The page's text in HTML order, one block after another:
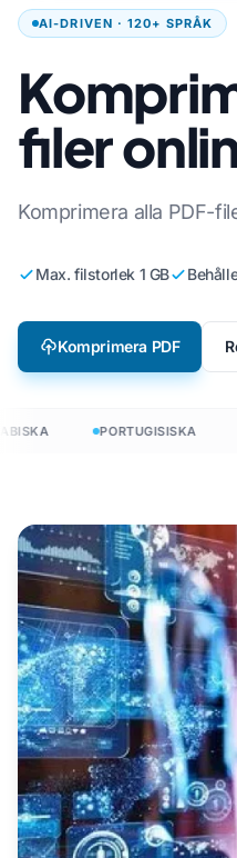
AI-DRIVEN · 120+ SPRÅK
filer
Komprimera alla PDF-
Max. filstorlek 1 GB
Komprimera PDF
PORTUGISISKA